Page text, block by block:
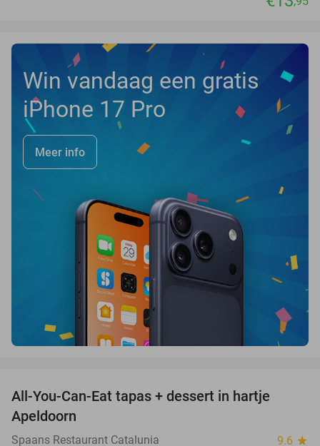
Win vandaag een gratis
iPhone 17 Pro
Meer info
All-You-Can-Eat tapas + dessert in hartje
Apeldoorn
Spaans Restaurant Catalunia 9.6 star